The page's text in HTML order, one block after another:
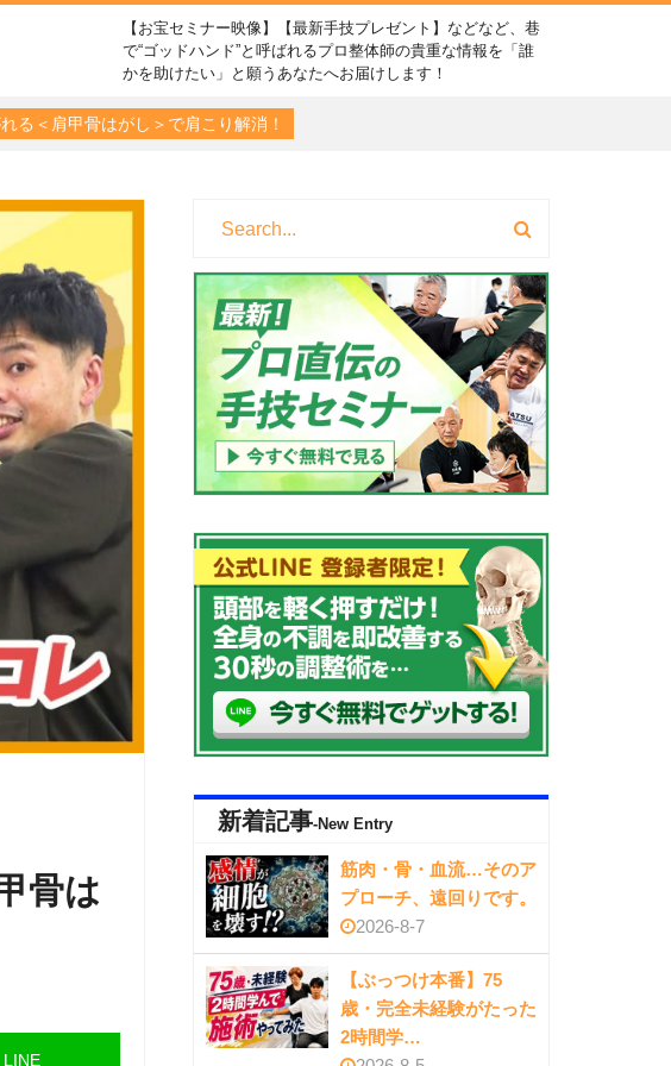
【お宝セミナー映像】【最新手技プレゼント】などなど、巷
で“ゴッドハンド”と呼ばれるプロ整体師の貴重な情報を「誰
かを助けたい」と願うあなたへお届けします！
る＜肩甲骨はがし＞で肩こり解消！
骨は
LINE
新着記事-New Entry
筋肉・骨・血流…そのア
プローチ、遠回りです。
2026-8-7
【ぶっつけ本番】75
歳・完全未経験がたった
2時間学…